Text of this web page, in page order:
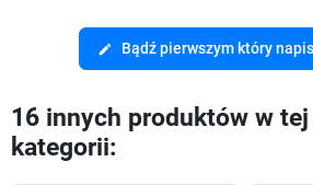
edit Bądź pierwszym który
16 innych produktów w
kategorii: